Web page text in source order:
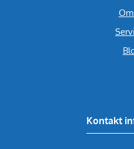
Kontakt